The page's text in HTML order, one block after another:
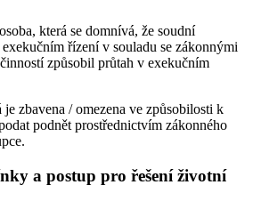
která se domnívá, že soudní
řízení v souladu se zákonnými
způsobil průtah v exekučním
zbavena / omezena ve způsobilosti k
podnět prostřednictvím zákonného
a postup pro řešení životní